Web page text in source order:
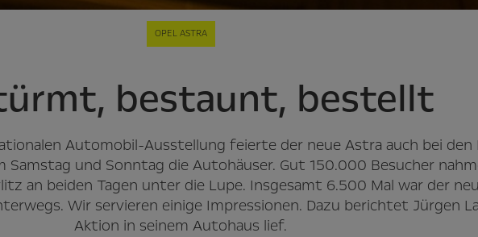
OPEL ASTRA
bestaunt, bestellt
Automobil-Ausstellung feierte der neue Astra auch bei den
Samstag und Sonntag die Autohäuser. Gut 150.000 Besucher
an beiden Tagen unter die Lupe. Insgesamt 6.500 Mal war der
Wir servieren einige Impressionen. Dazu berichtet Jürgen
Aktion in seinem Autohaus lief.